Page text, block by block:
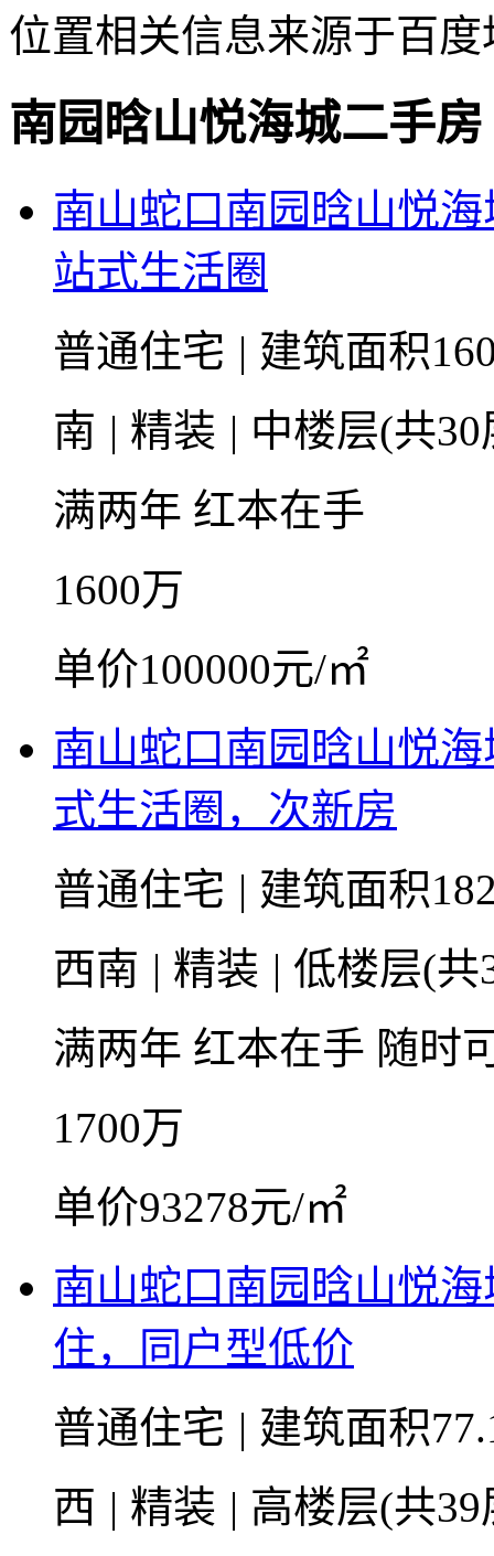
位置相关信息来源于百
南园晗山悦海城二手房
南山蛇口南园晗山悦
站式生活圈
普通住宅 | 建筑面积
南 | 精装 | 中楼层(共
满两年 红本在手
1600万
单价100000元/㎡
南山蛇口南园晗山悦
式生活圈，次新房
普通住宅 | 建筑面积
西南 | 精装 | 低楼层(
满两年 红本在手 随时
1700万
单价93278元/㎡
南山蛇口南园晗山悦
住，同户型低价
普通住宅 | 建筑面积
西 | 精装 | 高楼层(共